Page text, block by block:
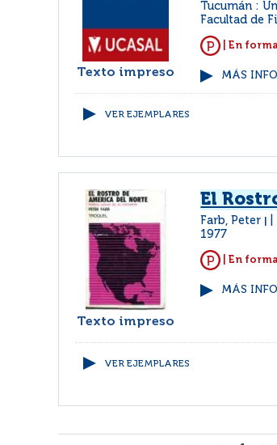
Texto impreso
Tucumán :
Facultad de
| En
MÁS
VER EJEMPLARES
Texto impreso
El
Farb, Peter
1977
| En
MÁS
VER EJEMPLARES